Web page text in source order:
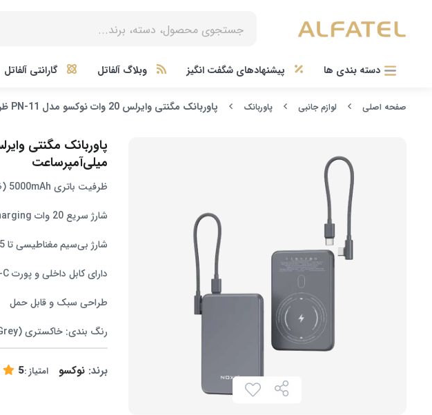
دسته بندی ها پیشنهادهای شگفت انگیز وبلاگ آلفاتل گارانتی آلفاتل
صفحه اصلی لوازم جانبی پاوربانک پاوربانک مگنتی وایرلس 20 وات نوکسو مدل PN-11 ظرفیت 5000 میلی‌آمپرساعت
میلی‌آمپرساعت
ظرفیت باتری 5000mAh (ظرفیت نامی 2600mAh)
شارژ سریع 20 وات Super Fast Charging
شارژ بی‌سیم مغناطیسی تا 15 وات
دارای کابل داخلی و پورت USB‑C
طراحی سبک و قابل حمل
رنگ‌ بندی: خاکستری (Grey) و بژ (Beige)
برند:نوکسو امتیاز :5